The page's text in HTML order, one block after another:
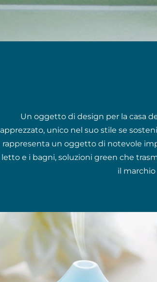
Un oggetto di design per la casa
apprezzato, unico nel suo stile se
rappresenta un oggetto di notevole
letto e i bagni, soluzioni green che
il marchio